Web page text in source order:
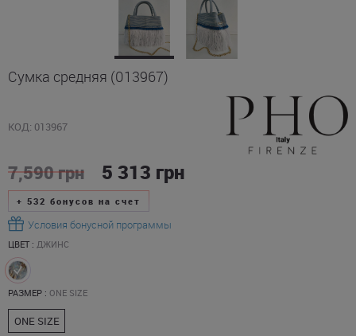
Сумка средняя (013967)
КОД: 013967
7,590грн 5 313 грн
+ 532 бонусов на счет
Условия бонусной программы
ЦВЕТ : ДЖИНС
РАЗМЕР : ONE SIZE
ONE SIZE